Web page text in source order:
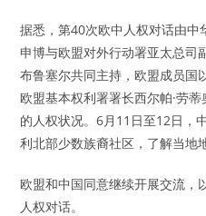
据悉，第40次欧中人权对话由
申博与欧盟对外行动署亚太总司
布鲁塞尔共同主持，欧盟成员国
欧盟基本权利署署长西尔帕·劳
的人权状况。6月11日至12日，
利北部少数族裔社区，了解当地
欧盟和中国同意继续开展交流，
人权对话。